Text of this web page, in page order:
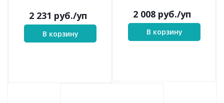
2 231 руб./уп
В корзину
2 008руб./уп
В корзину